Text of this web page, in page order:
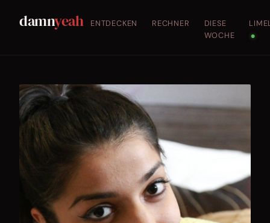
damnyeah ENTDECKEN RECHNER
DIESE
WOCHE
●